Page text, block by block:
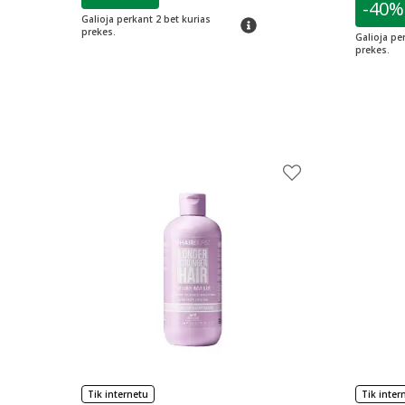
Galioja perkant 2 bet kurias
prekes.
patarimas -40%
Galioja
prekes.
Tik internetu Tik